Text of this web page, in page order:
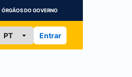
ÓRGÃOS DO GOVERNO
Entrar